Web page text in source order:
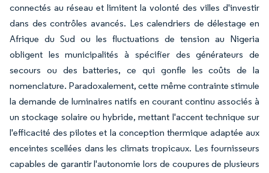
connectés au réseau et limitent la volonté des villes d'investir
dans des contrôles avancés. Les calendriers de délestage en
Afrique du Sud ou les fluctuations de tension au Nigeria
obligent les municipalités à spécifier des générateurs de
secours ou des batteries, ce qui gonfle les coûts de la
nomenclature. Paradoxalement, cette même contrainte stimule
la demande de luminaires natifs en courant continu associés à
un stockage solaire ou hybride, mettant l'accent technique sur
l'efficacité des pilotes et la conception thermique adaptée aux
enceintes scellées dans les climats tropicaux. Les fournisseurs
capables de garantir l'autonomie lors de coupures de plusieurs